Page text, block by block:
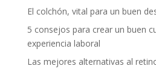
El colchón, vital para un buen
5 consejos para crear un buen
experiencia laboral
Las mejores alternativas al